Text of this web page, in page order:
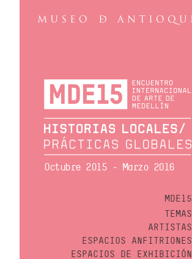
Octubre 2015 - Marzo 2016
MDE15
TEMAS
ARTISTAS
ESPACIOS ANFITRIONES
ESPACIOS DE EXHIBICIÓN